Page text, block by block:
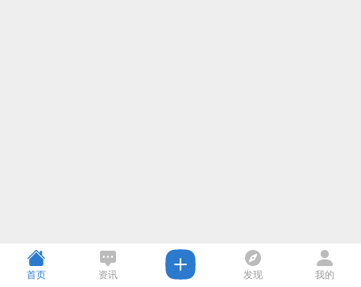
首页 资讯 发现 我的